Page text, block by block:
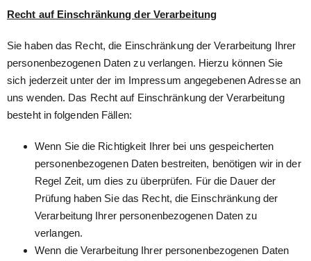
Recht auf Einschränkung der Verarbeitung
Sie haben das Recht, die Einschränkung der Verarbeitung Ihrer
personenbezogenen Daten zu verlangen. Hierzu können Sie
sich jederzeit unter der im Impressum angegebenen Adresse an
uns wenden. Das Recht auf Einschränkung der Verarbeitung
besteht in folgenden Fällen:
Wenn Sie die Richtigkeit Ihrer bei uns gespeicherten
personenbezogenen Daten bestreiten, benötigen wir in der
Regel Zeit, um dies zu überprüfen. Für die Dauer der
Prüfung haben Sie das Recht, die Einschränkung der
Verarbeitung Ihrer personenbezogenen Daten zu
verlangen.
Wenn die Verarbeitung Ihrer personenbezogenen Daten